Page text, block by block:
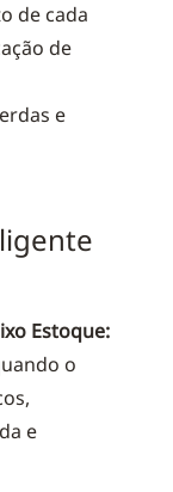
de cada
de
e
Estoque:
o
e